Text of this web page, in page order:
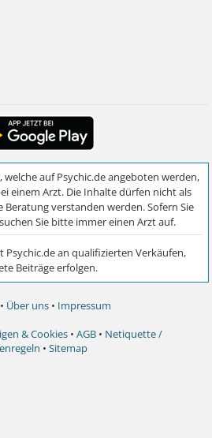
• Über uns • Impressum
& Cookies • AGB • Netiquette /
• Sitemap